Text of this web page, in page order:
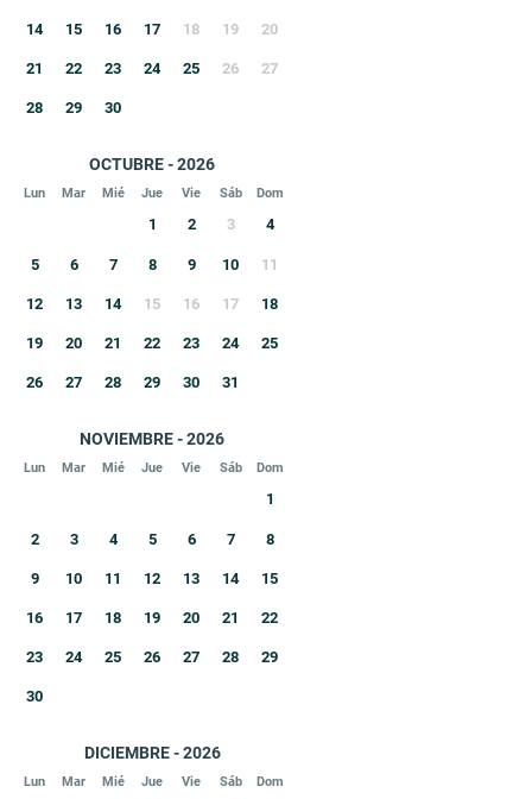
14 15 16 17 18 19 20
21 22 23 24 25 26 27
28 29 30
OCTUBRE - 2026
Lun Mar Mié Jue Vie Sáb Dom
1 2 3 4
5 6 7 8 9 10 11
12 13 14 15 16 17 18
19 20 21 22 23 24 25
26 27 28 29 30 31
NOVIEMBRE - 2026
Lun Mar Mié Jue Vie Sáb Dom
1
2 3 4 5 6 7 8
9 10 11 12 13 14 15
16 17 18 19 20 21 22
23 24 25 26 27 28 29
30
DICIEMBRE - 2026
Lun Mar Mié Jue Vie Sáb Dom